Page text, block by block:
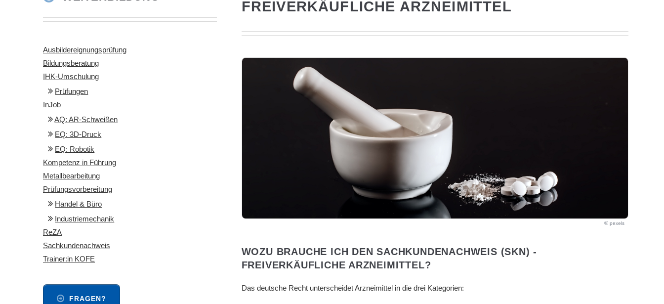
Ausbildereignungsprüfung
Bildungsberatung
IHK-Umschulung
Prüfungen
InJob
AQ: AR-Schweißen
EQ: 3D-Druck
EQ: Robotik
Kompetenz in Führung
Metallbearbeitung
Prüfungsvorbereitung
Handel & Büro
Industriemechanik
ReZA
Sachkundenachweis
Trainer:in KOFE
FRAGEN?
FREIVERKÄUFLICHE ARZNEIMITTEL
pexels
WOZU BRAUCHE ICH DEN SACHKUNDENACHWEIS (SKN) -
FREIVERKÄUFLICHE ARZNEIMITTEL?
Das deutsche Recht unterscheidet Arzneimittel in die drei Kategorien: